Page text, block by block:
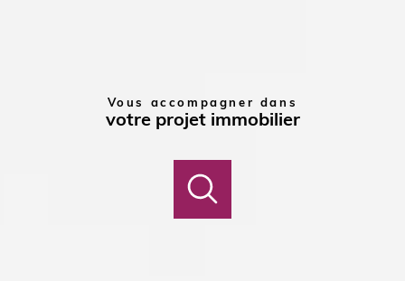
Vous accompagner dans
votre projet immobilier